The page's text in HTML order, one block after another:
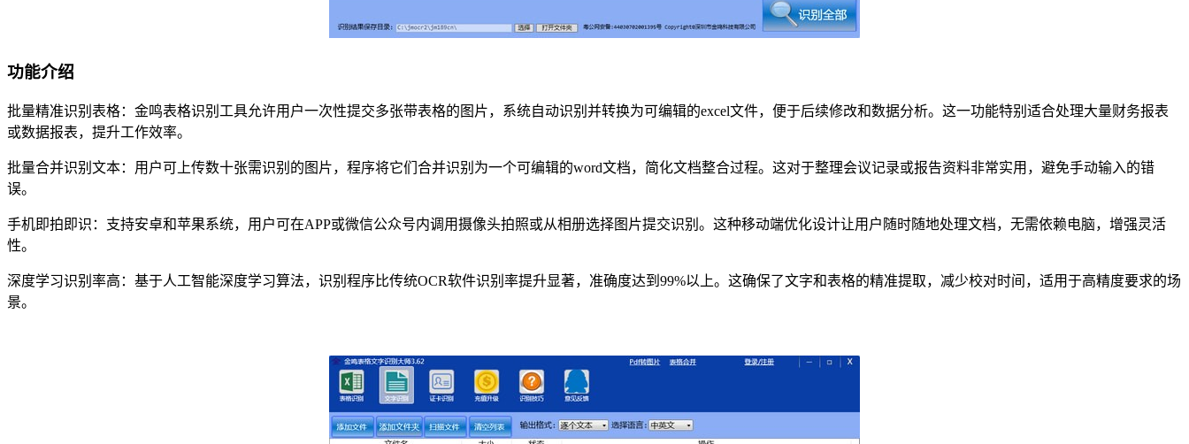
功能介绍
批量精准识别表格：金鸣表格识别工具允许用户一次性提交多张带表格的图片，系统自动识别并转换为可编辑的excel文件，便于后续修改和数据分析。这一功能特别适合处理大量财务报表
或数据报表，提升工作效率。
批量合并识别文本：用户可上传数十张需识别的图片，程序将它们合并识别为一个可编辑的word文档，简化文档整合过程。这对于整理会议记录或报告资料非常实用，避免手动输入的错
误。
手机即拍即识：支持安卓和苹果系统，用户可在APP或微信公众号内调用摄像头拍照或从相册选择图片提交识别。这种移动端优化设计让用户随时随地处理文档，无需依赖电脑，增强灵活
性。
深度学习识别率高：基于人工智能深度学习算法，识别程序比传统OCR软件识别率提升显著，准确度达到99%以上。这确保了文字和表格的精准提取，减少校对时间，适用于高精度要求的场
景。